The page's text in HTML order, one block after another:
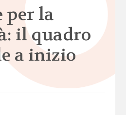
per la
il quadro
a inizio